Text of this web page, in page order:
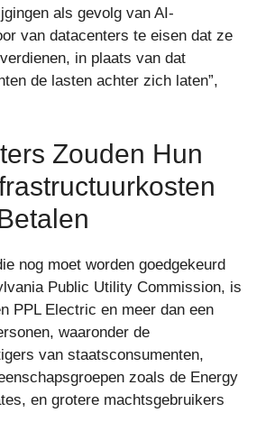
als gevolg van AI-
van datacenters te eisen dat ze
in plaats van dat
de lasten achter zich laten”,
Zouden Hun
nog moet worden goedgekeurd
Public Utility Commission, is
PPL Electric en meer dan een
waaronder de
van staatsconsumenten,
zoals de Energy
en grotere machtsgebruikers